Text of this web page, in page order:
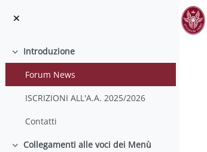
Minimizza
Introduzione
Forum News
ISCRIZIONI ALL'A.A. 2025/2026
Contatti
Collegamenti alle voci dei Menù